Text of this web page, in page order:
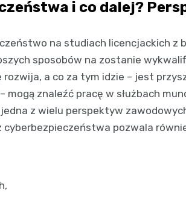
i co dalej?
na studiach licencjackich z
sposobów na zostanie
a co za tym idzie – jest
mogą znaleźć pracę w służbach
z wielu perspektyw
pozwala